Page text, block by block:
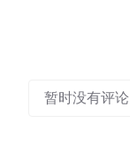
暂时没有评